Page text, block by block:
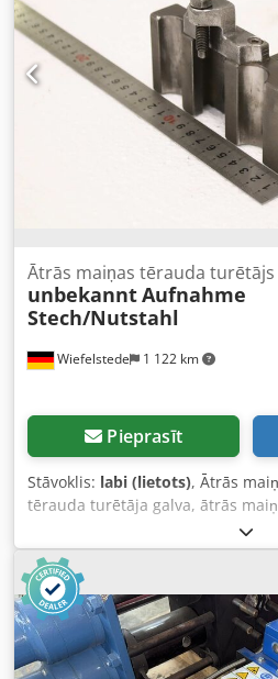
Wiefelstede 1 122 km
Ātrās maiņas tērauda turētājs
unbekanntAufnahme
Stech/Nutstahl
Pieprasīt
Stāvoklis: labi (lietots), Ātrās
tērauda turētāja galva, ātrās
maiņas urbšanas tērauda
stienīša turētājs, ātrās maiņas
tērauda turētājs -Ātrās maiņas
maiņas virpošanas tērauda
skatiet fotogrāfijas -Šķeldas
šķelšanas/rievas tēraudam -
Dsdpfezhuwwox Af Ajck -Svars: